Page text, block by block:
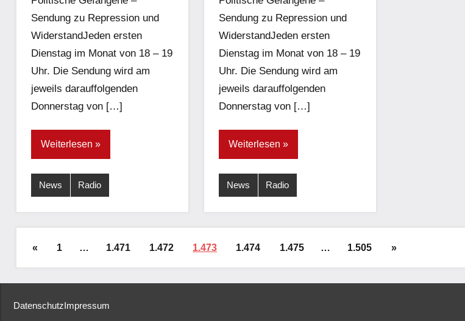
Sendung zu Repression und
WiderstandJeden ersten
Dienstag im Monat von 18 – 19
Uhr. Die Sendung wird am
jeweils darauffolgenden
Donnerstag von […]
Weiterlesen
News Radio
Sendung zu Repression und
WiderstandJeden ersten
Dienstag im Monat von 18 – 19
Uhr. Die Sendung wird am
jeweils darauffolgenden
Donnerstag von […]
Weiterlesen
News Radio
Seitennummerierung
der
Beiträge
«Vorherige
1 … 1.471 1.472 1.473 1.474 1.475 … 1.505
Nächste
»
DatenschutzImpressum